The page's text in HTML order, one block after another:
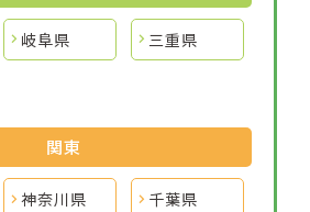
岐阜県 三重県
関東
神奈川県 千葉県